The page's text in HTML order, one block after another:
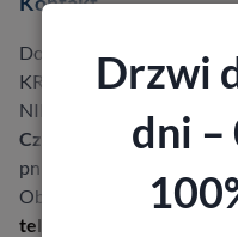
Dobre Drzwi Bukowski
KRS 0000612853,
NIP 8961550119
Czynne:
pn – pt: 08:00-18:00 so:
Obsługujemy na terenie
tel.: 530 992 000
Drzwi
dni –